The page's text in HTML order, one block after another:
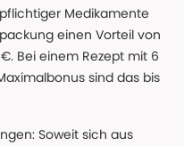
Medikamente
einen Vorteil von
Bei einem Rezept mit 6
sind das bis
Soweit sich aus